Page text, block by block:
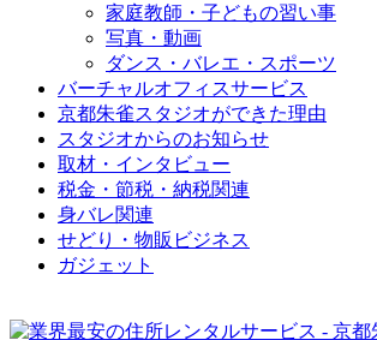
家庭教師・子どもの習い事
写真・動画
ダンス・バレエ・スポーツ
バーチャルオフィスサービス
京都朱雀スタジオができた理由
スタジオからのお知らせ
取材・インタビュー
税金・節税・納税関連
身バレ関連
せどり・物販ビジネス
ガジェット